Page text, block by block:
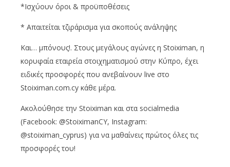
*Ισχύουν όροι & προϋποθέσεις
* Απαιτείται τζιράρισμα για σκοπούς ανάληψης
Και… μπόνους!. Στους μεγάλους αγώνες η Stoiximan, η
κορυφαία εταιρεία στοιχηματισμού στην Κύπρο, έχει
ειδικές προσφορές που ανεβαίνουν live στο
Stoiximan.com.cy κάθε μέρα.
Ακολούθησε την Stoiximan και στα socialmedia
(Facebook: @StoiximanCY, Instagram:
@stoiximan_cyprus) για να μαθαίνεις πρώτος όλες τις
προσφορές του!